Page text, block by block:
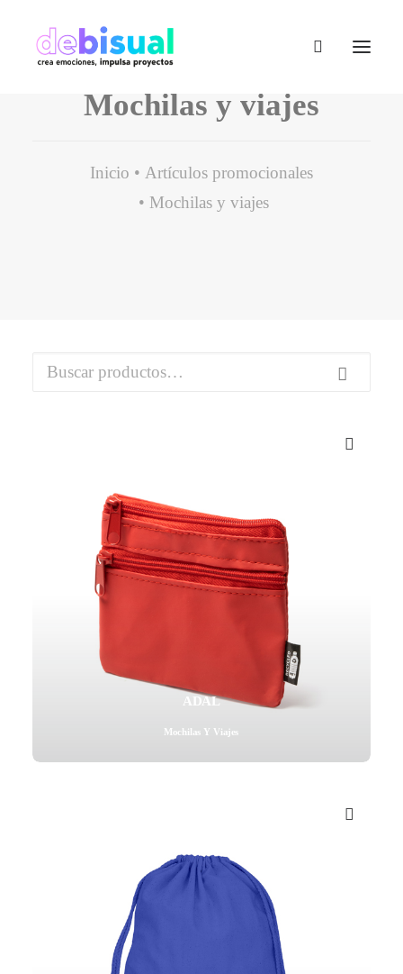
Teléfono - 931 97 40 60
WhatsApp - 634 777 310
Mochilas y viajes
Inicio
Artículos promocionales
Mochilas y viajes
Buscar
ADAL
Mochilas Y Viajes